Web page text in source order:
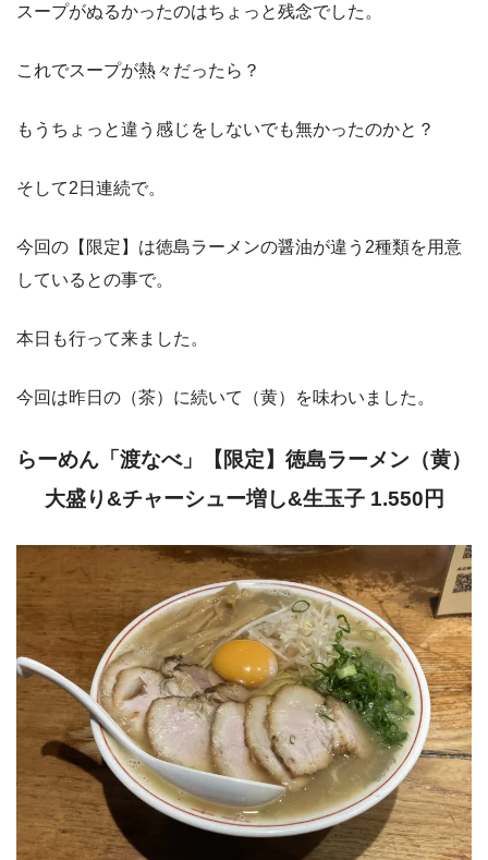
スープがぬるかったのはちょっと残念でした。
これでスープが熱々だったら？
もうちょっと違う感じをしないでも無かったのかと？
そして2日連続で。
今回の【限定】は徳島ラーメンの醤油が違う2種類を用意
しているとの事で。
本日も行って来ました。
今回は昨日の（茶）に続いて（黄）を味わいました。
らーめん「渡なべ」【限定】徳島ラーメン（黄）
大盛り&チャーシュー増し&生玉子 1.550円